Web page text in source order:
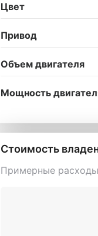
Цвет
Привод
Объем двигателя
Мощность
Стоимость
Примерные